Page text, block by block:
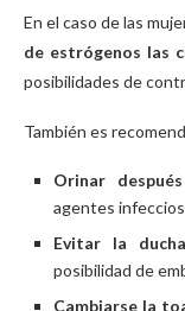
En el caso de las
de estrógenos las
posibilidades de
También es
Orinar
agentes
Evitar la
posibilidad de
Cambiarse la